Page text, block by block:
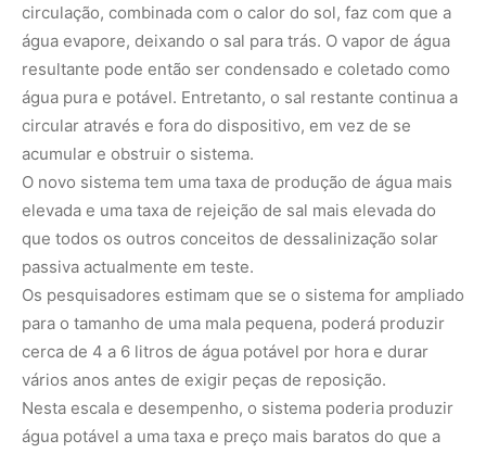
circulação, combinada com o calor do sol, faz com que a
água evapore, deixando o sal para trás. O vapor de água
resultante pode então ser condensado e coletado como
água pura e potável. Entretanto, o sal restante continua a
circular através e fora do dispositivo, em vez de se
acumular e obstruir o sistema.
O novo sistema tem uma taxa de produção de água mais
elevada e uma taxa de rejeição de sal mais elevada do
que todos os outros conceitos de dessalinização solar
passiva actualmente em teste.
Os pesquisadores estimam que se o sistema for ampliado
para o tamanho de uma mala pequena, poderá produzir
cerca de 4 a 6 litros de água potável por hora e durar
vários anos antes de exigir peças de reposição.
Nesta escala e desempenho, o sistema poderia produzir
água potável a uma taxa e preço mais baratos do que a